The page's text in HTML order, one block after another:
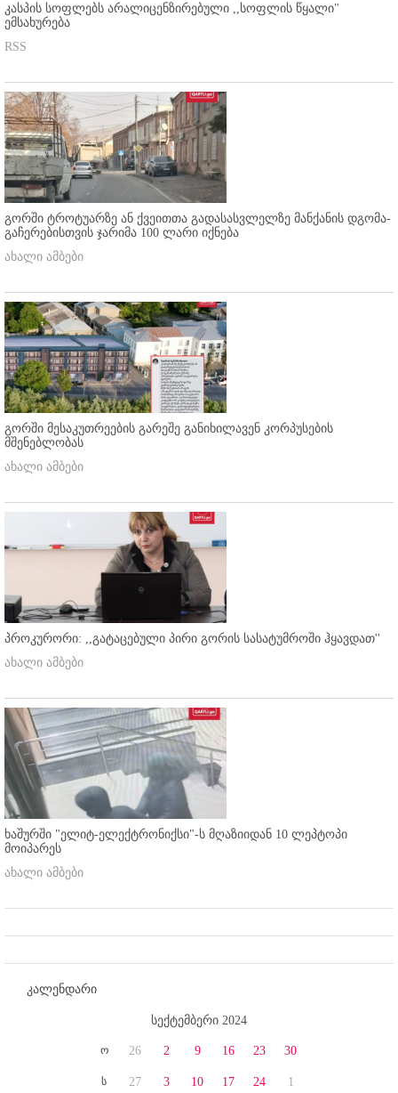
კასპის სოფლებს არალიცენზირებული ,,სოფლის წყალი"
ემსახურება
RSS
გორში ტროტუარზე ან ქვეითთა გადასასვლელზე მანქანის დგომა-
გაჩერებისთვის ჯარიმა 100 ლარი იქნება
ახალი ამბები
გორში მესაკუთრეების გარეშე განიხილავენ კორპუსების
მშენებლობას
ახალი ამბები
პროკურორი: ,,გატაცებული პირი გორის სასატუმროში ჰყავდათ''
ახალი ამბები
ხაშურში "ელიტ-ელექტრონიქსი"-ს მღაზიიდან 10 ლეპტოპი
მოიპარეს
ახალი ამბები
კალენდარი
სექტემბერი 2024
ო
ს
26
27
2
3
9
10
16
17
23
24
30
1